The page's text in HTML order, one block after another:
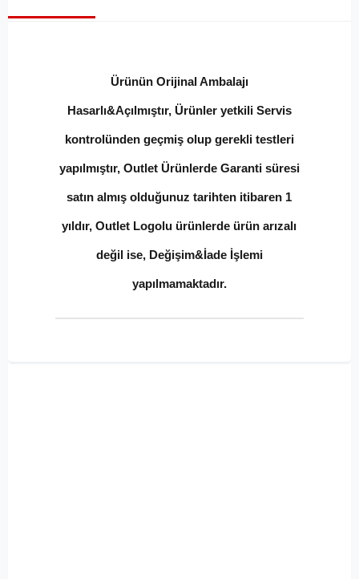
Ürünün Orijinal Ambalajı
Hasarlı&Açılmıştır, Ürünler yetkili Servis
kontrolünden geçmiş olup gerekli testleri
yapılmıştır, Outlet Ürünlerde Garanti süresi
satın almış olduğunuz tarihten itibaren 1
yıldır, Outlet Logolu ürünlerde ürün arızalı
değil ise, Değişim&İade İşlemi
yapılmamaktadır.